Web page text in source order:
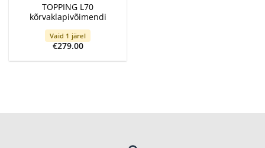
TOPPING L70
kõrvaklapivõimendi
Vaid 1 järel
€279.00